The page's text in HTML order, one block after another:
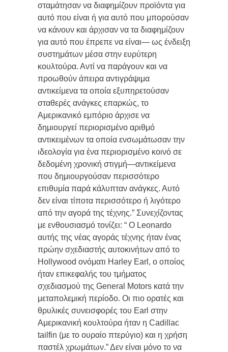
σταμάτησαν να διαφημίζουν προϊόντα για
αυτό που είναι ή για αυτό που μπορούσαν
να κάνουν και άρχισαν να τα διαφημίζουν
για αυτό που έπρεπε να είναι— ως ένδειξη
συστημάτων μέσα στην ευρύτερη
κουλτούρα. Αντί να παράγουν και να
προωθούν άπειρα αντιγράψιμα
αντικείμενα τα οποία εξυπηρετούσαν
σταθερές ανάγκες επαρκώς, το
Αμερικανικό εμπόριο άρχισε να
δημιουργεί περιορισμένο αριθμό
αντικειμένων τα οποία ενσωμάτωσαν την
ιδεολογία για ένα περιορισμένο κοινό σε
δεδομένη χρονική στιγμή—αντικείμενα
που δημιουργούσαν περισσότερο
επιθυμία παρά κάλυπταν ανάγκες. Αυτό
δεν είναι τίποτα περισσότερο ή λιγότερο
από την αγορά της τέχνης.” Συνεχίζοντας
με ενθουσιασμό τονίζει: “ Ο Leonardo
αυτής της νέας αγοράς τέχνης ήταν ένας
πρώην σχεδιαστής αυτοκινήτων από το
Hollywood ονόματι Harley Earl, ο οποίος
ήταν επικεφαλής του τμήματος
σχεδιασμού της General Motors κατά την
μεταπολεμική περίοδο. Οι πιο ορατές και
θρυλικές συνεισφορές του Earl στην
Αμερικανική κουλτούρα ήταν η Cadillac
tailfin (με το ουραίο πτερύγιο) και η χρήση
παστέλ χρωμάτων.” Δεν είναι μόνο το να